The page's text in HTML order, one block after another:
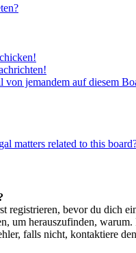
jemandem auf diesem
matters related to this
registrieren, bevor du dich
um herauszufinden,
falls nicht, kontaktiere